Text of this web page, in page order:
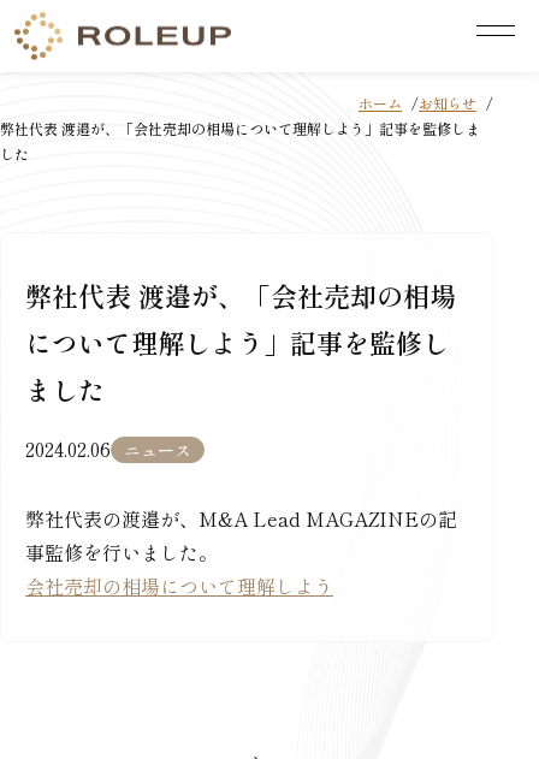
ホーム
お知らせ
弊社代表 渡邉が、「会社売却の相場について理解しよう」記事を監修しま
した
弊社代表 渡邉が、「会社売却の相場
について理解しよう」記事を監修し
ました
2024.02.06 ニュース
弊社代表の渡邉が、M&A Lead MAGAZINEの記
事監修を行いました。
会社売却の相場について理解しよう